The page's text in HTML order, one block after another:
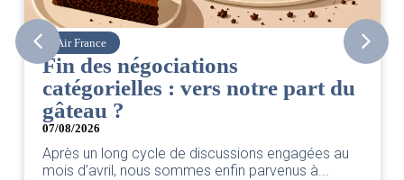
Air France
Fin des négociations
catégorielles : vers notre part du
gâteau ?
07/08/2026
Après un long cycle de discussions engagées au
mois d’avril, nous sommes enfin parvenus à...